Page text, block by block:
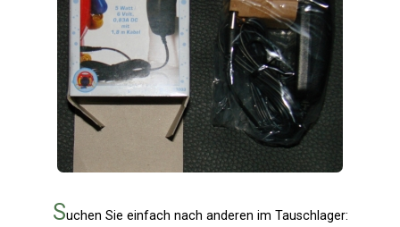
Suchen Sie einfach nach anderen im Tauschlager: